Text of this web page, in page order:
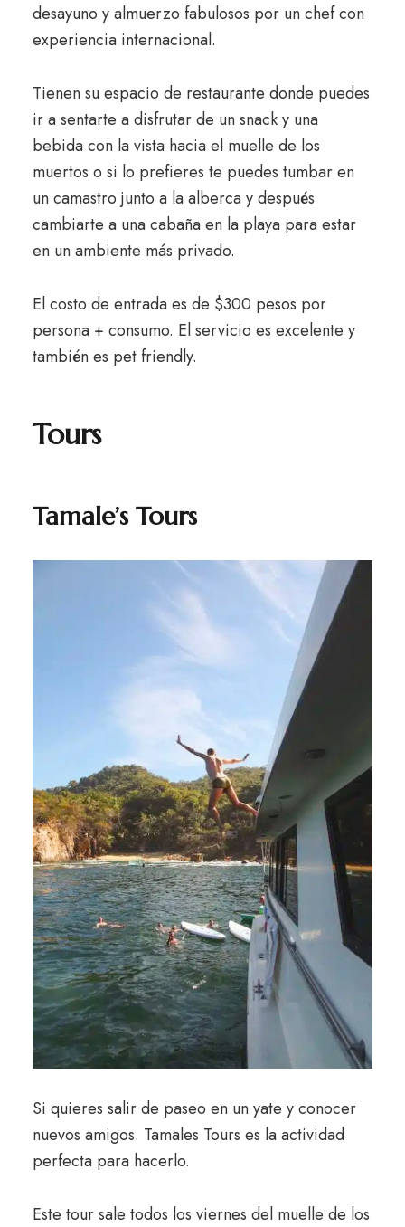
desayuno y almuerzo fabulosos por un chef con
experiencia internacional.
Tienen su espacio de restaurante donde puedes
ir a sentarte a disfrutar de un snack y una
bebida con la vista hacia el muelle de los
muertos o si lo prefieres te puedes tumbar en
un camastro junto a la alberca y después
cambiarte a una cabaña en la playa para estar
en un ambiente más privado.
El costo de entrada es de $300 pesos por
persona + consumo. El servicio es excelente y
también es pet friendly.
Tours
Tamale’s Tours
Si quieres salir de paseo en un yate y conocer
nuevos amigos. Tamales Tours es la actividad
perfecta para hacerlo.
Este tour sale todos los viernes del muelle de los